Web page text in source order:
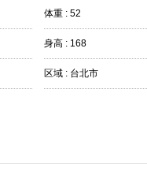
体重 : 52
身高 : 168
区域 : 台北市